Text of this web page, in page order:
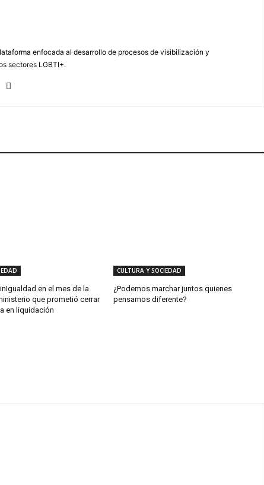
enfocada al desarrollo de procesos de visibilización y
sectores LGBTI+.
en el mes de la
que prometió cerrar
en liquidación
CULTURA Y SOCIEDAD
¿Podemos marchar juntos quienes
pensamos diferente?